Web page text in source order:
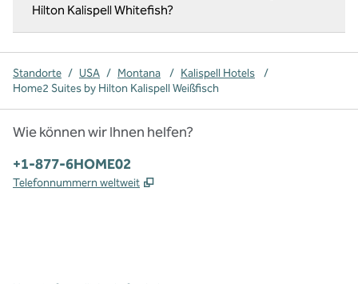
Hilton Kalispell Whitefish?
Standorte / USA / Montana / Kalispell Hotels
/
Home2 Suites by Hilton Kalispell Weißfisch
Wie können wir Ihnen helfen?
Telefon:
+1-877-6HOME02
Telefonnummern weltweit ,